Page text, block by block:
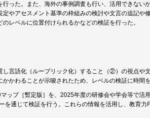
った。また、海外の事例調査も行い、活用できない
定やアセスメント基準の枠組みの検討や文言の追記
レベルに位置付けられるかなどの検証を行った。
し言語化（ルーブリック化）すること（②）の視点や
かわることが示唆されたため、レベルの検証に時間
ップ［暫定版］を、2025年度の研修会や学会等で活
を通じて検証を行う。これらの情報を活用し、教育力